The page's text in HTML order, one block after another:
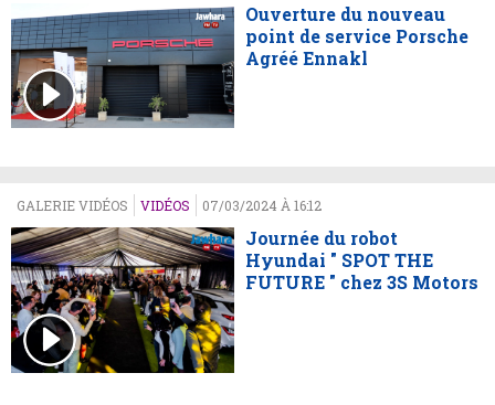
Ouverture du nouveau
point de service Porsche
Agréé Ennakl
GALERIE VIDÉOS VIDÉOS 07/03/2024 À 16:12
Journée du robot
Hyundai " SPOT THE
FUTURE " chez 3S Motors